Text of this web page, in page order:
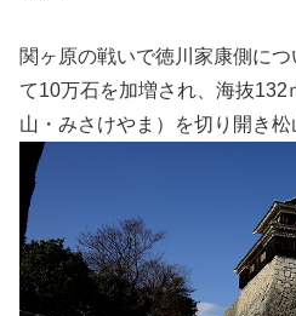
関ヶ原の戦いで徳川家康側に
て10万石を加増され、海抜132
山・みさけやま）を切り開き松